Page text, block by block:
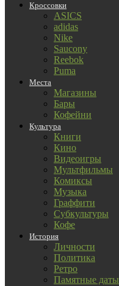
Кроссовки
ASICS
adidas
Nike
Saucony
Reebok
Puma
Места
Магазины
Бары
Кофейни
Культура
Книги
Кино
Видеоигры
Мультфильмы
Комиксы
Музыка
Граффити
Субкультуры
Кофе
История
Личности
Политика
Ретро
Памятные даты